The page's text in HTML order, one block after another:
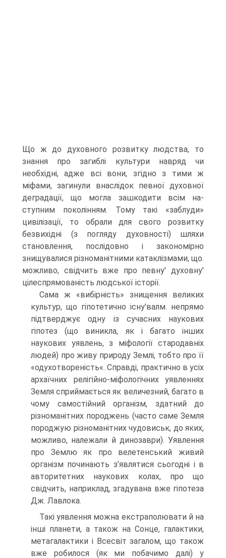
Що ж до духовного розвитку людства, то
знання про загиблі культури навряд чи
необхідні, адже всі вони, згідно з тими ж
міфами, загинули внаслідок певної духовної
деградації, що могла зашкодити всім на­
ступним поколінням. Тому такі «заблуди»
цивілізації, то обрали для свого роз­витку
безвихідні (з погляду духовності) шляхи
становлення, послідовно і законо­мірно
знищувалися різноманітними катаклізмами, що.
можливо, свідчить вже про певну' духовну'
цілеспрямованість людської історії.
Сама ж «вибірність» знищення великих
культур, що гіпотетично існу'валм. непрямо
підтверджує одну із сучасних наукових
гіпотез (що виникла, як і бага­то інших
наукових уявлень, з міфології стародавніх
людей) про живу природу Землі, тобто про її
«одухотвореність«. Справді, практично в усіх
архаїчних ре­лігійно-міфологічних уявленнях
Земля сприймається як величезний, багато в
чому самостійний організм, здатний до
різноманітних породжень (часто саме Земля
породжую різноманітних чудовиськ, до яких,
можливо, належали й дино­заври). Уявлення
про Землю як про велетенський живий
організм починають з’являтися сьогодні і в
авторитетних наукових колах, про що
свідчить, наприк­лад, згадувана вже гіпотеза
Дж. Лавлока.
Такі уявлення можна екстраполювати й на
інші планети, а також на Сонце, галактики,
метагалактики і Всесвіт загалом, що також
вже робилося (як ми побачимо далі) у